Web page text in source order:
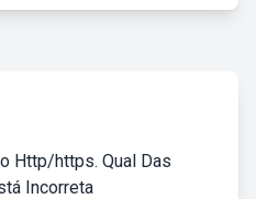
Http/https. Qual Das
Incorreta